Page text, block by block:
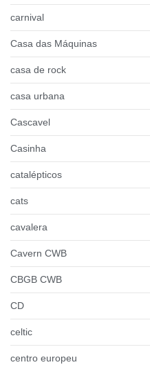
carnival
Casa das Máquinas
casa de rock
casa urbana
Cascavel
Casinha
catalépticos
cats
cavalera
Cavern CWB
CBGB CWB
CD
celtic
centro europeu